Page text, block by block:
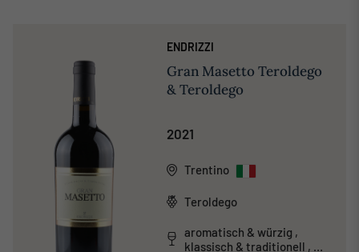
ENDRIZZI
Gran Masetto Teroldego
& Teroldego
2021
Trentino
Teroldego
aromatisch & würzig ,
klassisch & traditionell ,